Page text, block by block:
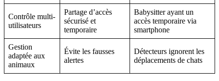
Contrôle multi-
utilisateurs
Partage d’accès
sécurisé et
temporaire
Babysitter ayant un
accès temporaire via
smartphone
Gestion
adaptée aux
animaux
Évite les fausses
alertes
Détecteurs ignorent les
déplacements de chats